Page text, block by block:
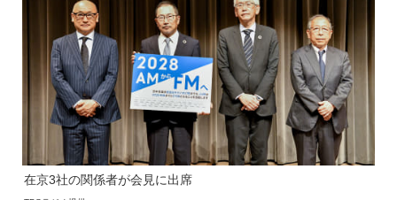
在京3社の関係者が会見に出席